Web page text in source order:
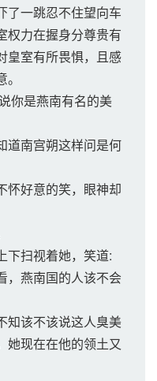
了一跳忍不住望向车
权力在握身分尊贵有
皇室有所畏惧，且感
你是燕南有名的美
道南宫朔这样问是何
怀好意的笑，眼神却
下扫视着她，笑道:
，燕南国的人该不会
知该不该说这人臭美
她现在在他的领土又